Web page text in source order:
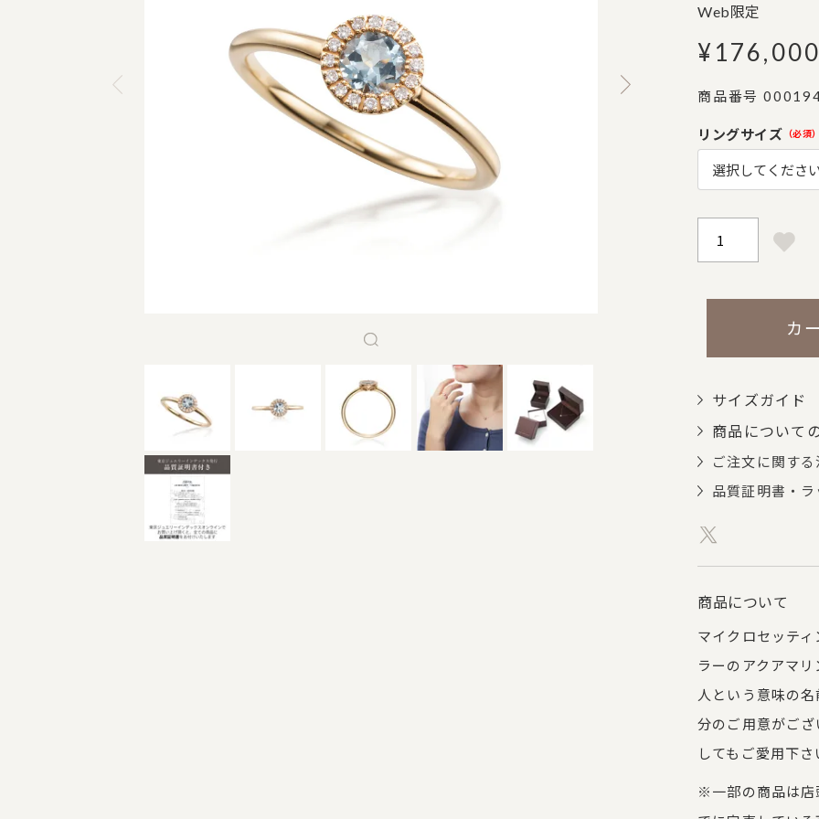
Web限定
¥
商品番号
リングサイズ
(必須
カ
サイズガイド
商品について
ご注文に関す
品質証明書・
商品について
マイクロセッテ
ラーのアクアマ
人という意味の
分のご用意がご
してもご愛用下さ
※一部の商品は店